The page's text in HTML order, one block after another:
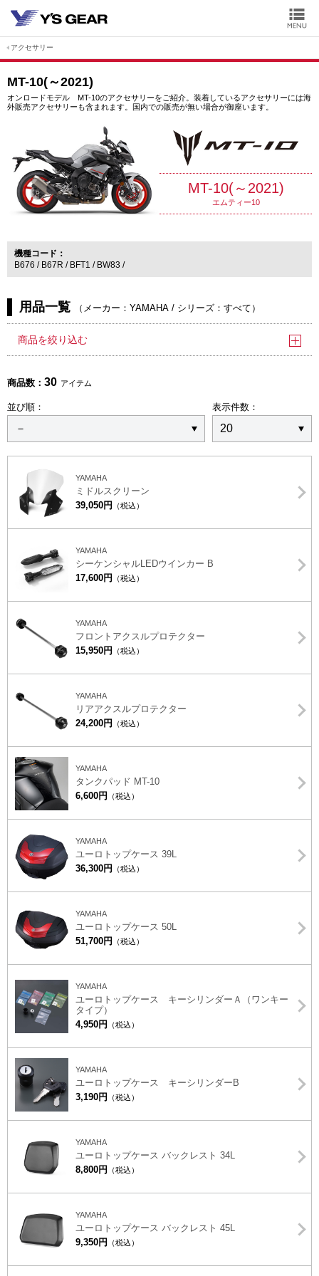
アクセサリー
MT-10(～2021)
オンロードモデル MT-10のアクセサリーをご紹介。装着しているアクセサリーには海
外販売アクセサリーも含まれます。国内での販売が無い場合が御座います。
MT-10(～2021)
エムティー10
機種コード
B676
B67R BFT1 BW83
用品一覧 （ メーカー：YAMAHA / シリーズ：すべて ）
商品を絞り込む
商品数： 30 アイテム
並び順： 表示件数：
YAMAHA
ミドルスクリーン
39,050円
（税込）
YAMAHA
シーケンシャルLEDウインカー B
17,600円
（税込）
YAMAHA
フロントアクスルプロテクター
15,950円
（税込）
YAMAHA
リアアクスルプロテクター
24,200円
（税込）
YAMAHA
タンクパッド MT-10
6,600円
（税込）
YAMAHA
ユーロトップケース 39L
36,300円
（税込）
YAMAHA
ユーロトップケース 50L
51,700円
（税込）
YAMAHA
ユーロトップケース キーシリンダーＡ（ワンキー
タイプ）
4,950円
（税込）
YAMAHA
ユーロトップケース キーシリンダーB
3,190円
（税込）
YAMAHA
ユーロトップケース バックレスト 34L
8,800円
（税込）
YAMAHA
ユーロトップケース バックレスト 45L
9,350円
（税込）